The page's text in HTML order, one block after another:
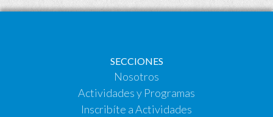
SECCIONES
Nosotros
Actividades y Programas
Inscribíte a Actividades